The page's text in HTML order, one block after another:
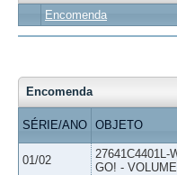
Encomenda
Encomenda
SÉRIE/ANO OBJETO
01/02
27641C4401L-
GO! -